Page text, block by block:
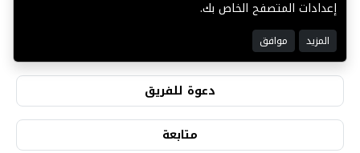
0
التقييمات
دعوة للفريق
متابعة
إعدادات المتصفح الخاص بك.
المزيد موافق